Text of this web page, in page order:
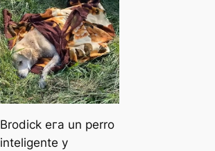
Brodick eга un perro
inteligente y